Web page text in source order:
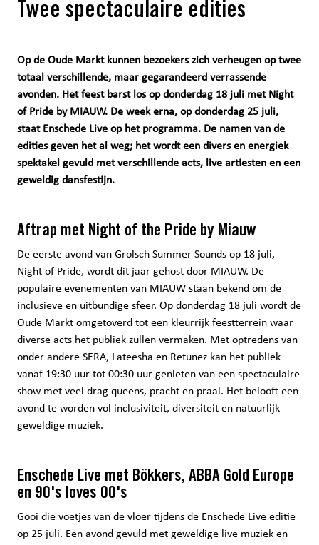
Twee spectaculaire edities
Op de Oude Markt kunnen bezoekers zich verheugen op twee
totaal verschillende, maar gegarandeerd verrassende
avonden. Het feest barst los op donderdag 18 juli met Night
of Pride by MIAUW. De week erna, op donderdag 25 juli,
staat Enschede Live op het programma. De namen van de
edities geven het al weg; het wordt een divers en energiek
spektakel gevuld met verschillende acts, live artiesten en een
geweldig dansfestijn.
Aftrap met Night of the Pride by Miauw
De eerste avond van Grolsch Summer Sounds op 18 juli,
Night of Pride, wordt dit jaar gehost door MIAUW. De
populaire evenementen van MIAUW staan bekend om de
inclusieve en uitbundige sfeer. Op donderdag 18 juli wordt de
Oude Markt omgetoverd tot een kleurrijk feestterrein waar
diverse acts het publiek zullen vermaken. Met optredens van
onder andere SERA, Lateesha en Retunez kan het publiek
vanaf 19:30 uur tot 00:30 uur genieten van een spectaculaire
show met veel drag queens, pracht en praal. Het belooft een
avond te worden vol inclusiviteit, diversiteit en natuurlijk
geweldige muziek.
Enschede Live met Bökkers, ABBA Gold Europe
en 90's loves 00's
Gooi die voetjes van de vloer tijdens de Enschede Live editie
op 25 juli. Een avond gevuld met geweldige live muziek en